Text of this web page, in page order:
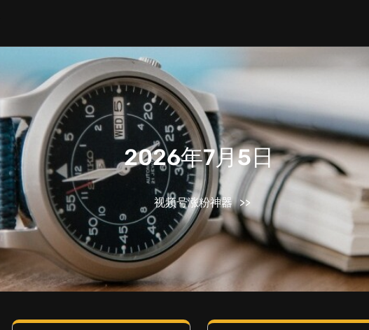
2026年7月5日
视频号涨粉神器 >>